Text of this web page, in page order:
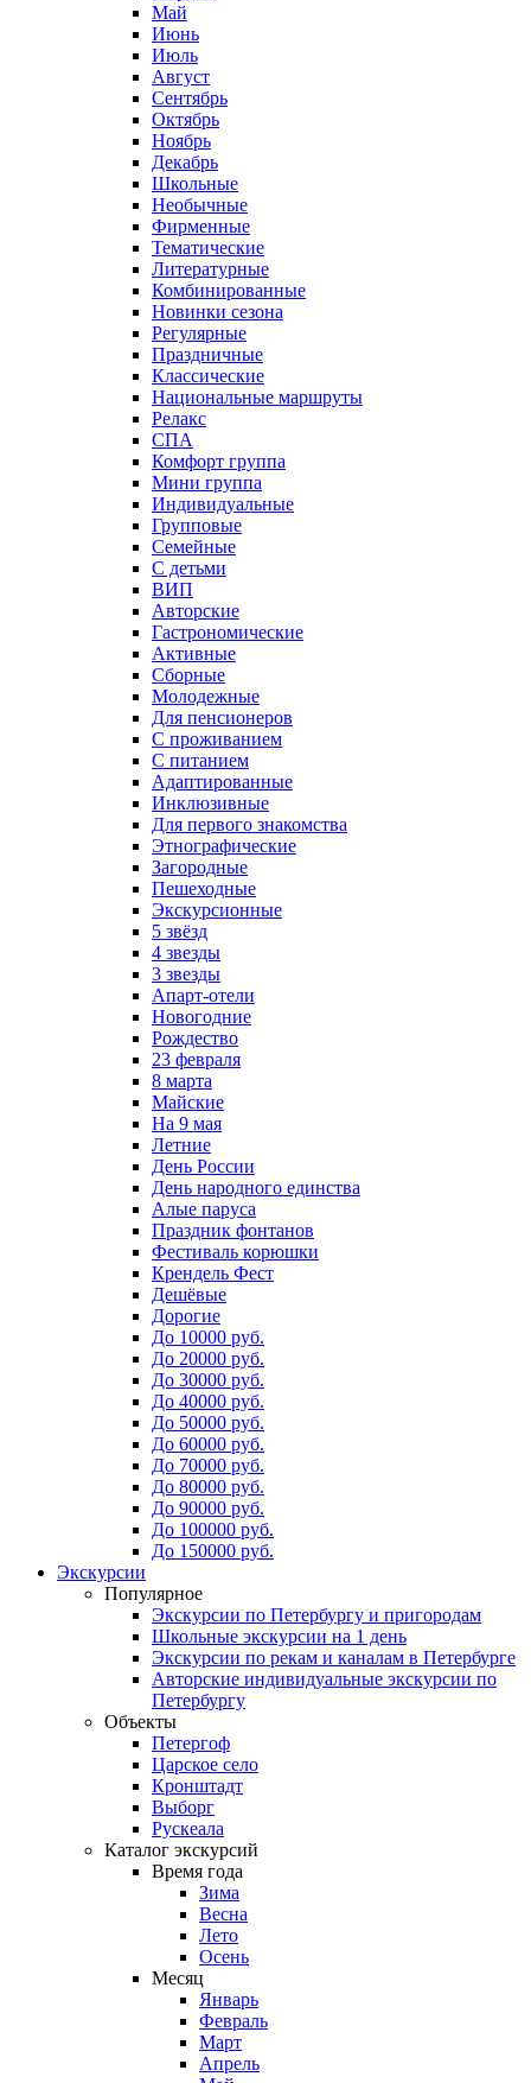
Май
Июнь
Июль
Август
Сентябрь
Октябрь
Ноябрь
Декабрь
Школьные
Необычные
Фирменные
Тематические
Литературные
Комбинированные
Новинки сезона
Регулярные
Праздничные
Классические
Национальные маршруты
Релакс
СПА
Комфорт группа
Мини группа
Индивидуальные
Групповые
Семейные
С детьми
ВИП
Авторские
Гастрономические
Активные
Сборные
Молодежные
Для пенсионеров
С проживанием
С питанием
Адаптированные
Инклюзивные
Для первого знакомства
Этнографические
Загородные
Пешеходные
Экскурсионные
5 звёзд
4 звезды
3 звезды
Апарт-отели
Новогодние
Рождество
23 февраля
8 марта
Майские
На 9 мая
Летние
День России
День народного единства
Алые паруса
Праздник фонтанов
Фестиваль корюшки
Крендель Фест
Дешёвые
Дорогие
До 10000 руб.
До 20000 руб.
До 30000 руб.
До 40000 руб.
До 50000 руб.
До 60000 руб.
До 70000 руб.
До 80000 руб.
До 90000 руб.
До 100000 руб.
До 150000 руб.
Экскурсии
Популярное
Экскурсии по Петербургу и пригородам
Школьные экскурсии на 1 день
Экскурсии по рекам и каналам в Петербурге
Авторские индивидуальные экскурсии по
Петербургу
Объекты
Петергоф
Царское село
Кронштадт
Выборг
Рускеала
Каталог экскурсий
Время года
Зима
Весна
Лето
Осень
Месяц
Январь
Февраль
Март
Апрель